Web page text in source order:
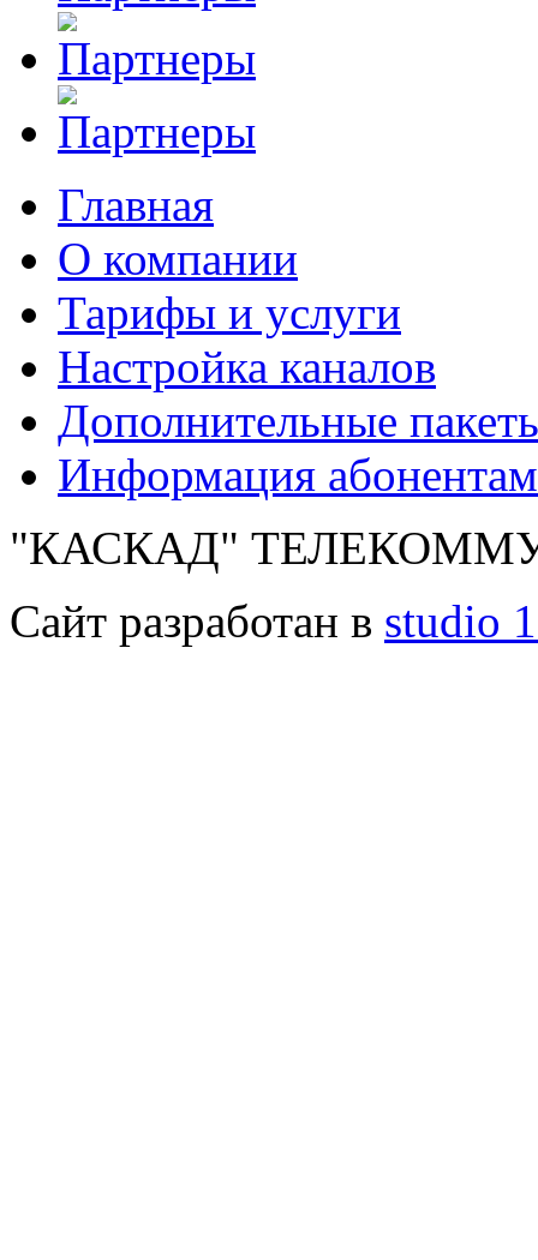
Главная
О компании
Тарифы и услуги
Настройка каналов
Дополнительные
Информация абонентам
"КАСКАД"
Сайт разработан в studio